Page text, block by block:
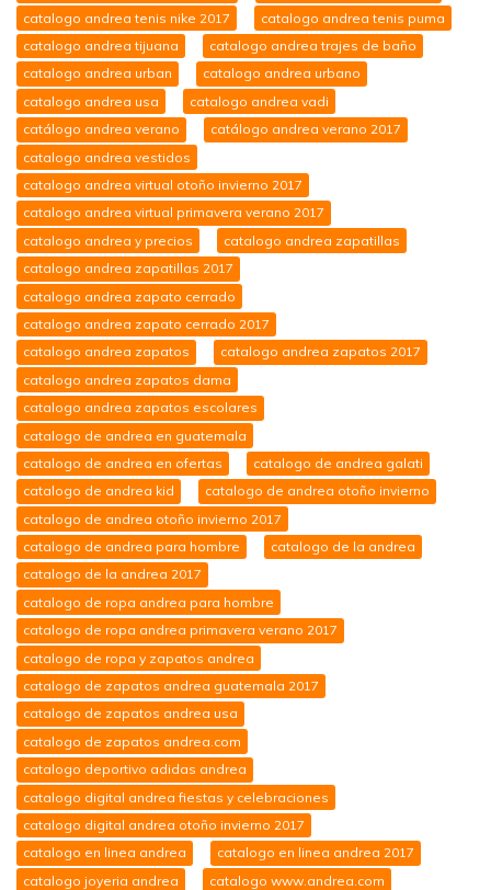
catalogo andrea tenis nike 2017
catalogo andrea tenis puma
catalogo andrea tijuana
catalogo andrea trajes de baño
catalogo andrea urban
catalogo andrea urbano
catalogo andrea usa
catalogo andrea vadi
catálogo andrea verano
catálogo andrea verano 2017
catalogo andrea vestidos
catalogo andrea virtual otoño invierno 2017
catalogo andrea virtual primavera verano 2017
catalogo andrea y precios
catalogo andrea zapatillas
catalogo andrea zapatillas 2017
catalogo andrea zapato cerrado
catalogo andrea zapato cerrado 2017
catalogo andrea zapatos
catalogo andrea zapatos 2017
catalogo andrea zapatos dama
catalogo andrea zapatos escolares
catalogo de andrea en guatemala
catalogo de andrea en ofertas
catalogo de andrea galati
catalogo de andrea kid
catalogo de andrea otoño invierno
catalogo de andrea otoño invierno 2017
catalogo de andrea para hombre
catalogo de la andrea
catalogo de la andrea 2017
catalogo de ropa andrea para hombre
catalogo de ropa andrea primavera verano 2017
catalogo de ropa y zapatos andrea
catalogo de zapatos andrea guatemala 2017
catalogo de zapatos andrea usa
catalogo de zapatos andrea.com
catalogo deportivo adidas andrea
catalogo digital andrea fiestas y celebraciones
catalogo digital andrea otoño invierno 2017
catalogo en linea andrea
catalogo en linea andrea 2017
catalogo joyeria andrea
catalogo www.andrea.com